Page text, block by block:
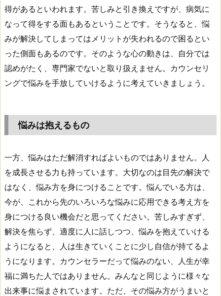
得があるといわれます。苦しみと引き換えですが、病気に
なって得をする面もあるということです。そうなると、悩
みが解決してしまってはメリットが失われるので困るとい
った側面もあるのです。そのような心の動きは、自分では
認めがたく、専門家でないと取り扱えません。カウンセリ
ングで悩みを手放していけるように考えていきましょう。
悩みは抱えるもの
一方、悩みはただ解消すればよいものではありません。人
を成長させる力も持っています。大切なのは目先の解決で
はなく、悩み方を身につけることです。悩んでいる方は、
今が、これから先のいろいろな悩みに応用できる考え方を
身につける良い機会だと思ってください。苦しみすぎず、
解決を焦らず、適度に人に話しつつ、悩みを抱えていける
ようになると、人は生きていくことに少し自信が持てるよ
うになります。カウンセラーだって悩みのない、人生が幸
福に満ちた人ではありません。みんなと同じように様々な
出来事に悩まされています。ただ、その悩み方がうまいと